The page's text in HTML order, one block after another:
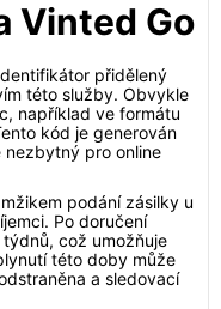
Vinted Go
přidělený
této služby. Obvykle
například ve formátu
kód je generován
pro online
podání zásilky u
Po doručení
což umožňuje
této doby může
a sledovací